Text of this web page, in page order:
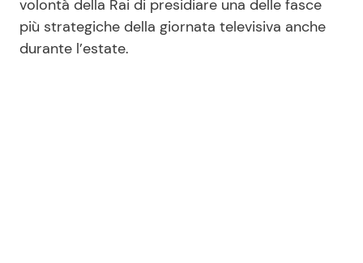
volontà della Rai di presidiare una delle fasce
più strategiche della giornata televisiva anche
durante l’estate.